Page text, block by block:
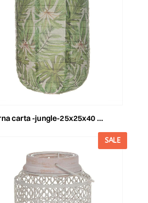
carta -jungle-25x25x40 cm verde
SALE